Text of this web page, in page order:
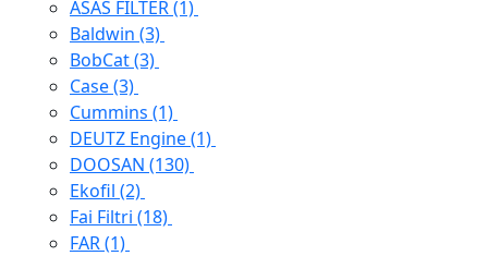
ASAS FILTER(1)
Baldwin (3)
BobCat(3)
Case(3)
Cummins (1)
DEUTZ Engine(1)
DOOSAN (130)
Ekofil (2)
Fai Filtri (18)
FAR(1)